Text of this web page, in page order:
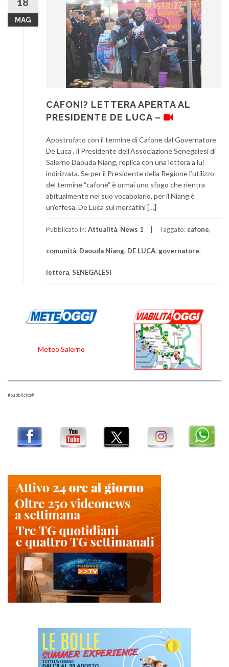
MAG
CAFONI? LETTERA APERTA AL
PRESIDENTE DE LUCA –
Apostrofato con il termine di Cafone dal Governatore
De Luca , il Presidente dell’Associazione Senegalesi di
Salerno Daouda Niang, replica con una lettera a lui
indirizzata. Se per il Presidente della Regione l’utilizzo
del termine “cafone” è ormai uno sfogo che rientra
abitualmente nel suo vocabolario, per il Niang è
un’offesa. De Luca sui mercatini […]
Pubblicato in:Attualità, News 1 Taggato: cafone,
comunità, Daouda Niang, DE LUCA, governatore,
lettera, SENEGALESI
Meteo Salerno
#pubblicità#